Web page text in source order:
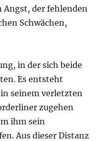
der fehlenden
Schwächen,
in der sich beide
Es entsteht
seinem verletzten
zugehen
ihm sein
Aus dieser Distanz